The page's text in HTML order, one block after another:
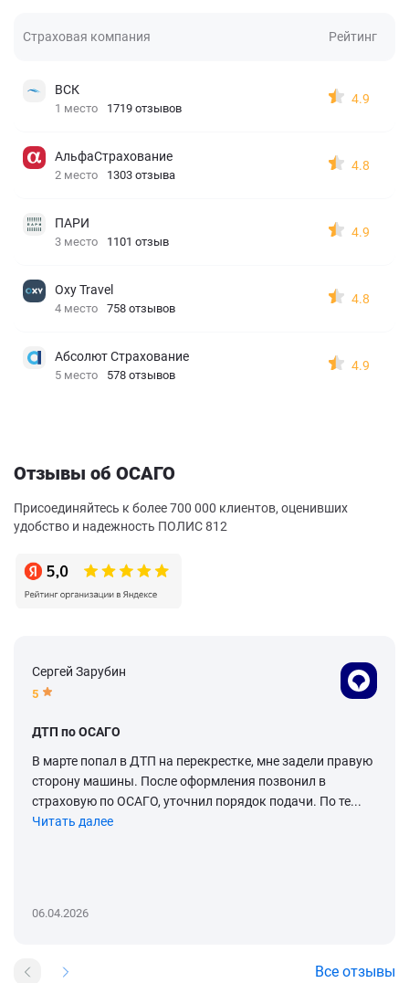
Страховая компания Рейтинг
ВСК
1 место 1719 отзывов
4.9
АльфаСтрахование
2 место 1303 отзыва
4.8
ПАРИ
3 место 1101 отзыв
4.9
Oxy Travel
4 место 758 отзывов
4.8
Абсолют Страхование
5 место 578 отзывов
4.9
Отзывы об ОСАГО
Присоединяйтесь к более 700 000 клиентов, оценивших
удобство и надежность ПОЛИС 812
Сергей Зарубин
5
ДТП по ОСАГО
В марте попал в ДТП на перекрестке, мне задели правую
сторону машины. После оформления позвонил в
страховую по ОСАГО, уточнил порядок подачи. По те...
Читать далее
06.04.2026
Все отзывы